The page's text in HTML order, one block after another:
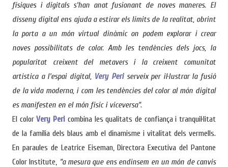
físiques i digitals s'han anat fusionant de noves maneres. El
disseny digital ens ajuda a estirar els límits de la realitat, obrint
la porta a un món virtual dinàmic on podem explorar i crear
noves possibilitats de color. Amb les tendències dels jocs, la
popularitat creixent del metavers i la creixent comunitat
artística a l'espai digital, Very Peri serveix per il·lustrar la fusió
de la vida moderna, i com les tendències del color al món digital
es manifesten en el món físic i viceversa".
El colorVery Peri combina les qualitats de confiança i tranquil·litat
de la família dels blaus amb el dinamisme i vitalitat dels vermells.
En paraules de Leatrice Eiseman, Directora Executiva del Pantone
Color Institute, "a mesura que ens endinsem en un món de canvis